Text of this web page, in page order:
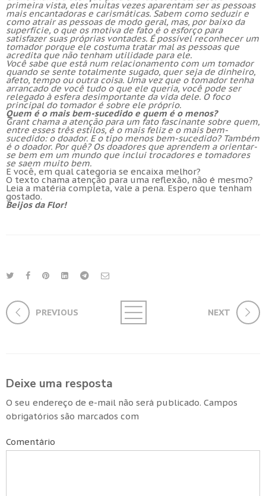
primeira vista, eles muitas vezes aparentam ser as pessoas
mais encantadoras e carismáticas. Sabem como seduzir e
como atrair as pessoas de modo geral, mas, por baixo da
superfície, o que os motiva de fato é o esforço para
satisfazer suas próprias vontades. É possível reconhecer um
tomador porque ele costuma tratar mal as pessoas que
acredita que não tenham utilidade para ele.
Você sabe que está num relacionamento com um tomador
quando se sente totalmente sugado, quer seja de dinheiro,
afeto, tempo ou outra coisa. Uma vez que o tomador tenha
arrancado de você tudo o que ele queria, você pode ser
relegado à esfera desimportante da vida dele. O foco
principal do tomador é sobre ele próprio.
Quem é o mais bem-sucedido e quem é o menos?
Grant chama a atenção para um fato fascinante sobre quem,
entre esses três estilos, é o mais feliz e o mais bem-
sucedido: o doador. E o tipo menos bem-sucedido? Também
é o doador. Por quê? Os doadores que aprendem a orientar-
se bem em um mundo que inclui trocadores e tomadores
se saem muito bem.
E você, em qual categoria se encaixa melhor?
O texto chama atenção para uma reflexão, não é mesmo?
Leia a matéria completa, vale a pena. Espero que tenham
gostado.
Beijos da Flor!
PREVIOUS NEXT
Deixe uma resposta
O seu endereço de e-mail não será publicado. Campos
obrigatórios são marcados com
Comentário